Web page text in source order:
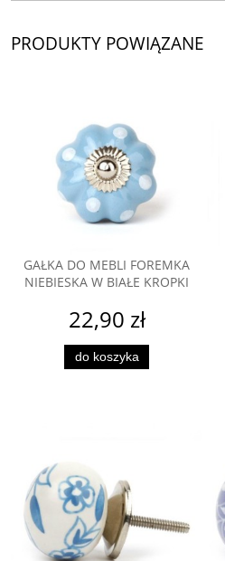
PRODUKTY POWIĄZANE
GAŁKA DO MEBLI FOREMKA
NIEBIESKA W BIAŁE KROPKI
22,90 zł
do koszyka